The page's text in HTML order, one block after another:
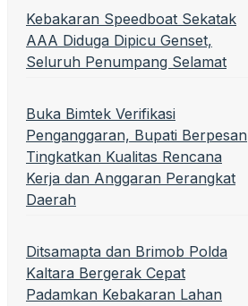
Kebakaran Speedboat Sekatak
AAA Diduga Dipicu Genset,
Seluruh Penumpang Selamat
Buka Bimtek Verifikasi
Penganggaran, Bupati Berpesan
Tingkatkan Kualitas Rencana
Kerja dan Anggaran Perangkat
Daerah
Ditsamapta dan Brimob Polda
Kaltara Bergerak Cepat
Padamkan Kebakaran Lahan